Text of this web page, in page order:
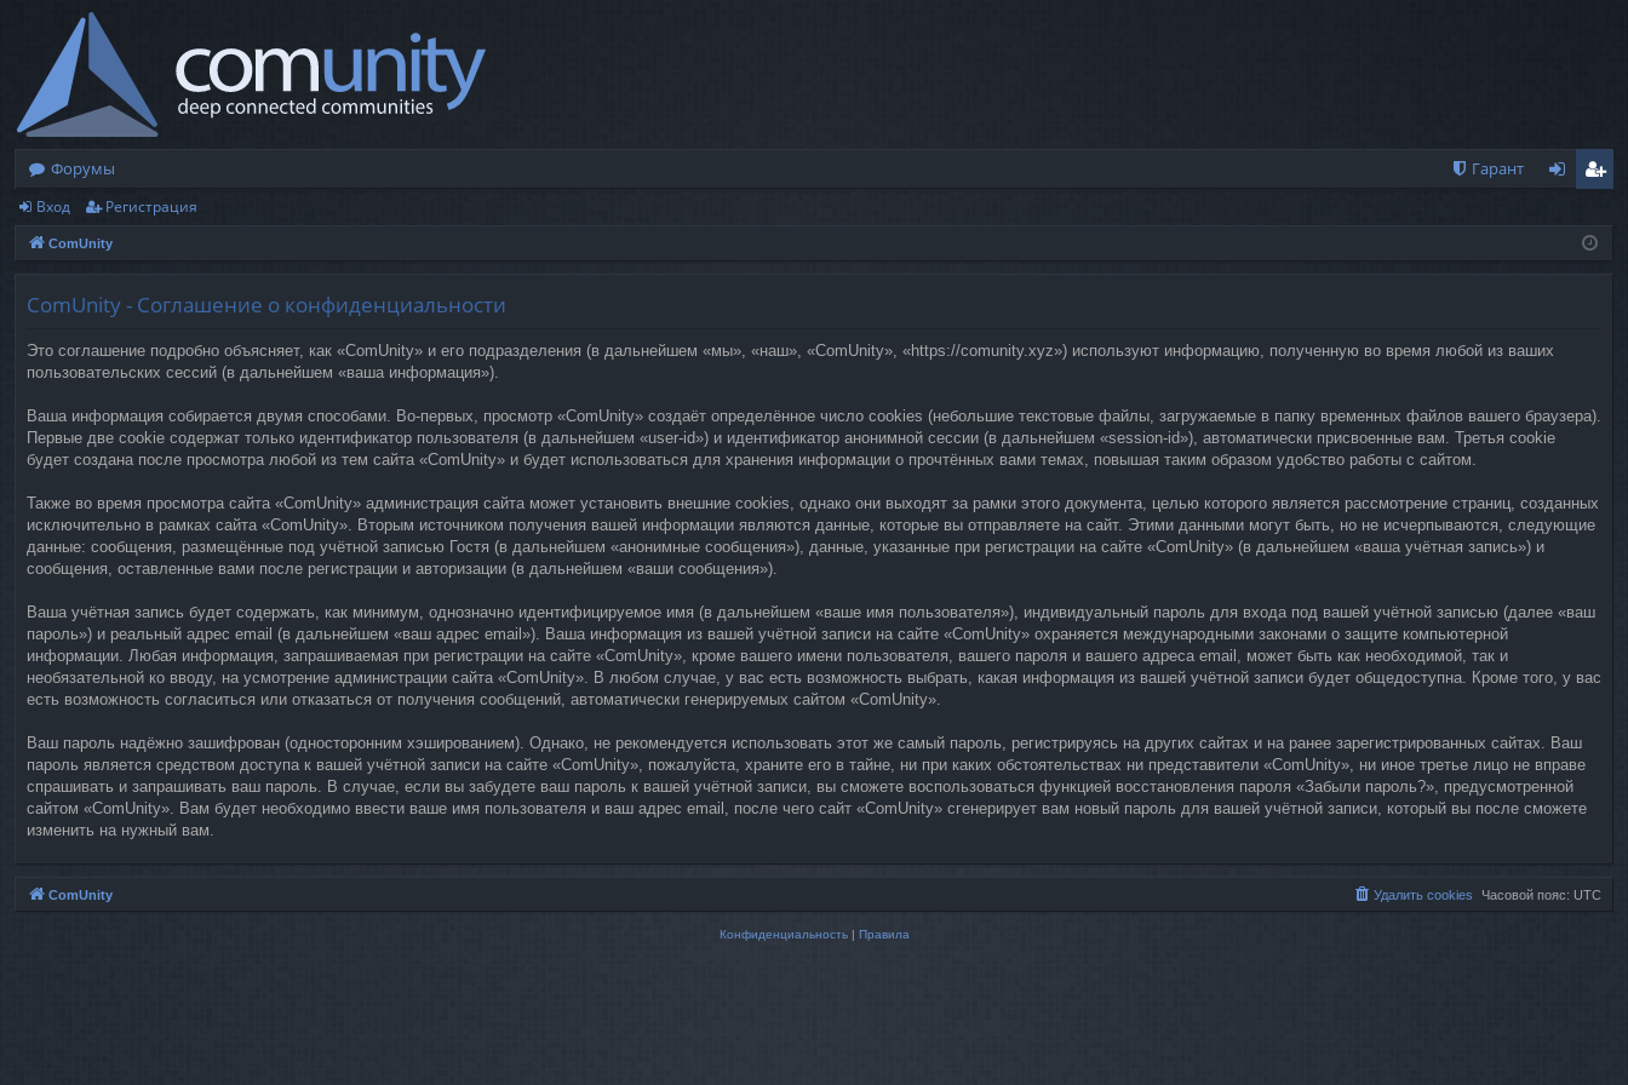
Форумы
Гарант
ис
Вход Регистрация
ComUnity
ComUnity - Соглашение о конфиденциальности
Это соглашение подробно объясняет, как «ComUnity» и его подразделения (в дальнейшем «мы», «наш», «ComUnity», «https://comunity.xyz») используют информацию, полученную во время любой из ваших
пользовательских сессий (в дальнейшем «ваша информация»).
Ваша информация собирается двумя способами. Во-первых, просмотр «ComUnity» создаёт определённое число cookies (небольшие текстовые файлы, загружаемые в папку временных файлов вашего браузера).
Первые две cookie содержат только идентификатор пользователя (в дальнейшем «user-id») и идентификатор анонимной сессии (в дальнейшем «session-id»), автоматически присвоенные вам. Третья cookie
будет создана после просмотра любой из тем сайта «ComUnity» и будет использоваться для хранения информации о прочтённых вами темах, повышая таким образом удобство работы с сайтом.
Также во время просмотра сайта «ComUnity» администрация сайта может установить внешние cookies, однако они выходят за рамки этого документа, целью которого является рассмотрение страниц, созданных
исключительно в рамках сайта «ComUnity». Вторым источником получения вашей информации являются данные, которые вы отправляете на сайт. Этими данными могут быть, но не исчерпываются, следующие
данные: сообщения, размещённые под учётной записью Гостя (в дальнейшем «анонимные сообщения»), данные, указанные при регистрации на сайте «ComUnity» (в дальнейшем «ваша учётная запись») и
сообщения, оставленные вами после регистрации и авторизации (в дальнейшем «ваши сообщения»).
Ваша учётная запись будет содержать, как минимум, однозначно идентифицируемое имя (в дальнейшем «ваше имя пользователя»), индивидуальный пароль для входа под вашей учётной записью (далее «ваш
пароль») и реальный адрес email (в дальнейшем «ваш адрес email»). Ваша информация из вашей учётной записи на сайте «ComUnity» охраняется международными законами о защите компьютерной
информации. Любая информация, запрашиваемая при регистрации на сайте «ComUnity», кроме вашего имени пользователя, вашего пароля и вашего адреса email, может быть как необходимой, так и
необязательной ко вводу, на усмотрение администрации сайта «ComUnity». В любом случае, у вас есть возможность выбрать, какая информация из вашей учётной записи будет общедоступна. Кроме того, у вас
есть возможность согласиться или отказаться от получения сообщений, автоматически генерируемых сайтом «ComUnity».
Ваш пароль надёжно зашифрован (односторонним хэшированием). Однако, не рекомендуется использовать этот же самый пароль, регистрируясь на других сайтах и на ранее зарегистрированных сайтах. Ваш
пароль является средством доступа к вашей учётной записи на сайте «ComUnity», пожалуйста, храните его в тайне, ни при каких обстоятельствах ни представители «ComUnity», ни иное третье лицо не вправе
спрашивать и запрашивать ваш пароль. В случае, если вы забудете ваш пароль к вашей учётной записи, вы сможете воспользоваться функцией восстановления пароля «Забыли пароль?», предусмотренной
сайтом «ComUnity». Вам будет необходимо ввести ваше имя пользователя и ваш адрес email, после чего сайт «ComUnity» сгенерирует вам новый пароль для вашей учётной записи, который вы после сможете
изменить на нужный вам.
ComUnity Часовой пояс: UTC
Удалить cookies
Конфиденциальность| Правила